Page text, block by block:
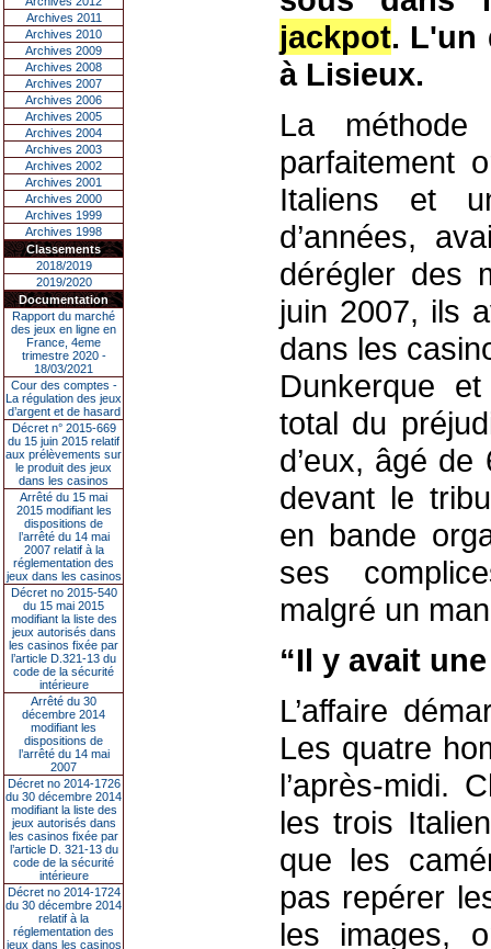
Archives 2011
Archives 2010
Archives 2009
Archives 2008
Archives 2007
Archives 2006
Archives 2005
Archives 2004
Archives 2003
Archives 2002
Archives 2001
Archives 2000
Archives 1999
Archives 1998
Classements
2018/2019
2019/2020
Documentation
Rapport du marché
des jeux en ligne en
France, 4eme
trimestre 2020 -
18/03/2021
Cour des comptes -
La régulation des jeux
d’argent et de hasard
Décret n° 2015-669
du 15 juin 2015 relatif
aux prélèvements sur
le produit des jeux
dans les casinos
Arrêté du 15 mai
2015 modifiant les
dispositions de
l’arrêté du 14 mai
2007 relatif à la
réglementation des
jeux dans les casinos
Décret no 2015-540
du 15 mai 2015
modifiant la liste des
jeux autorisés dans
les casinos fixée par
l’article D.321-13 du
code de la sécurité
intérieure
Arrêté du 30
décembre 2014
modifiant les
dispositions de
l’arrêté du 14 mai
2007
Décret no 2014-1726
du 30 décembre 2014
modifiant la liste des
jeux autorisés dans
les casinos fixée par
l’article D. 321-13 du
code de la sécurité
intérieure
Décret no 2014-1724
du 30 décembre 2014
relatif à la
réglementation des
jeux dans les casinos
jackpot. L'un
à Lisieux.
La
parfaitement
Italiens et
d’années,
dérégler des
juin 2007, ils
dans les
Dunkerque
total du
d’eux, âgé
devant le
en bande
ses
malgré un
“Il y avait
L’affaire
Les quatre
l’après-midi.
les trois
que les
pas repérer
les images,